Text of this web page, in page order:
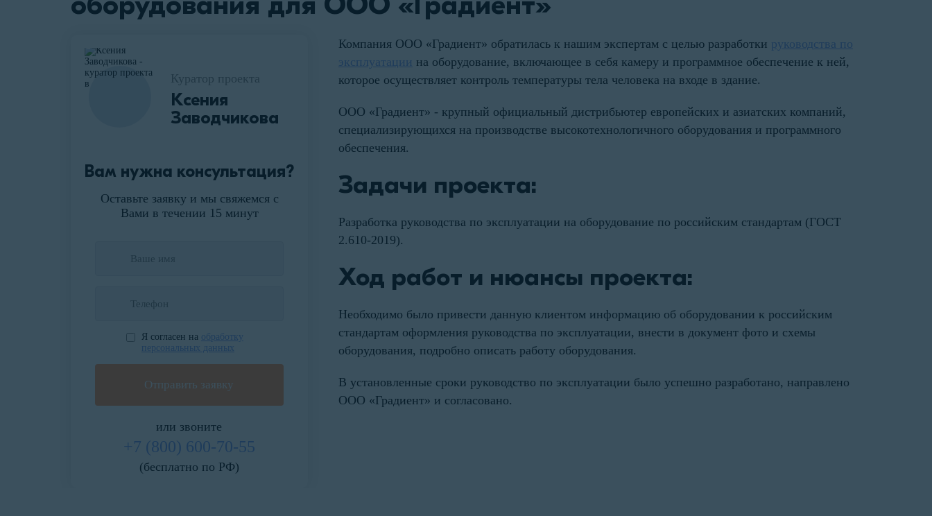
Куратор проекта
Ксения
Заводчикова
Вам нужна консультация?
Оставьте заявку и мы свяжемся с
Вами в течении 15 минут
Я согласен на обработку
персональных данных
или звоните
+7 (800) 600-70-55
(бесплатно по РФ)
Компания ООО «Градиент» обратилась к нашим экспертам с целью разработки руководства по
эксплуатации на оборудование, включающее в себя камеру и программное обеспечение к ней,
которое осуществляет контроль температуры тела человека на входе в здание.
ООО «Градиент» - крупный официальный дистрибьютер европейских и азиатских компаний,
специализирующихся на производстве высокотехнологичного оборудования и программного
обеспечения.
Задачи проекта:
Разработка руководства по эксплуатации на оборудование по российским стандартам (ГОСТ
2.610-2019).
Ход работ и нюансы проекта:
Необходимо было привести данную клиентом информацию об оборудовании к российским
стандартам оформления руководства по эксплуатации, внести в документ фото и схемы
оборудования, подробно описать работу оборудования.
В установленные сроки руководство по эксплуатации было успешно разработано, направлено
ООО «Градиент» и согласовано.